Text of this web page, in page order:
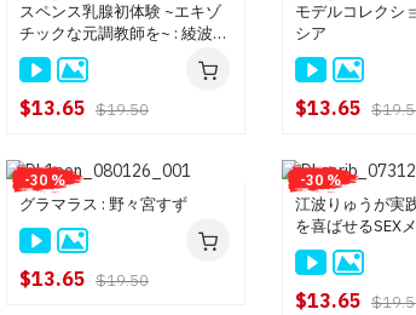
スペンス乳腺初体験 ~エキゾ
チックな元調教師を~ : 綾波リ
オ
$13.65 $19.50
モデルコレクシ
シア
$13.65
-30 %
グラマラス : 野々宮すず
$13.65 $19.50
-30 %
江波りゅうが実
を喜ばせるSEX
首イキSEX編~ :
中あや
$13.65